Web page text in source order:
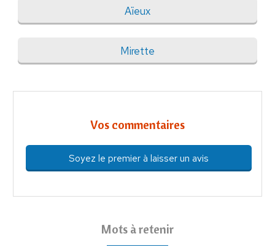
Aïeux
Mirette
Vos commentaires
Soyez le premier à laisser un avis
Mots à retenir